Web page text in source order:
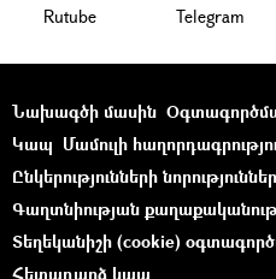
Rutube Telegram
Նախագծի մասին
Կապ Մամուլի
Ընկերությունների նորություններ
Գաղտնիության
Տեղեկանիշի (cookie)
Հետադարձ կապ